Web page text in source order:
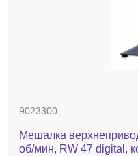
9023300
Мешалка
об/мин, RW 47 digital,